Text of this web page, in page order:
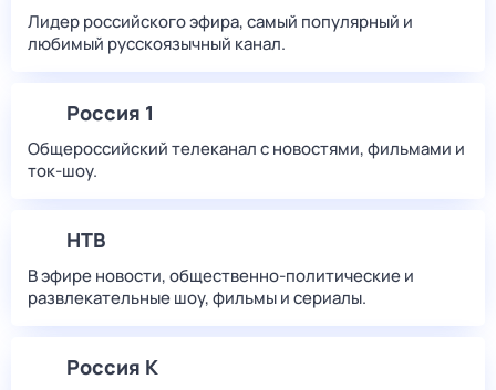
Лидер российского эфира, самый популярный и
любимый русскоязычный канал.
Россия 1
Общероссийский телеканал с новостями, фильмами и
ток-шоу.
НТВ
В эфире новости, общественно-политические и
развлекательные шоу, фильмы и сериалы.
Россия К